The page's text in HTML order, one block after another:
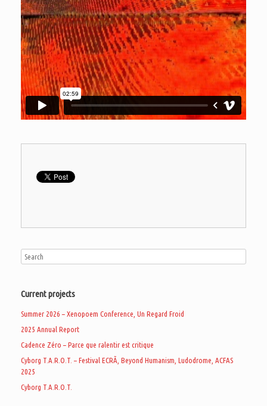
Current projects
Summer 2026 – Xenopoem Conference, Un Regard Froid
2025 Annual Report
Cadence Zéro – Parce que ralentir est critique
Cyborg T.A.R.O.T. – Festival ECRÃ, Beyond Humanism, Ludodrome, ACFAS
2025
Cyborg T.A.R.O.T.